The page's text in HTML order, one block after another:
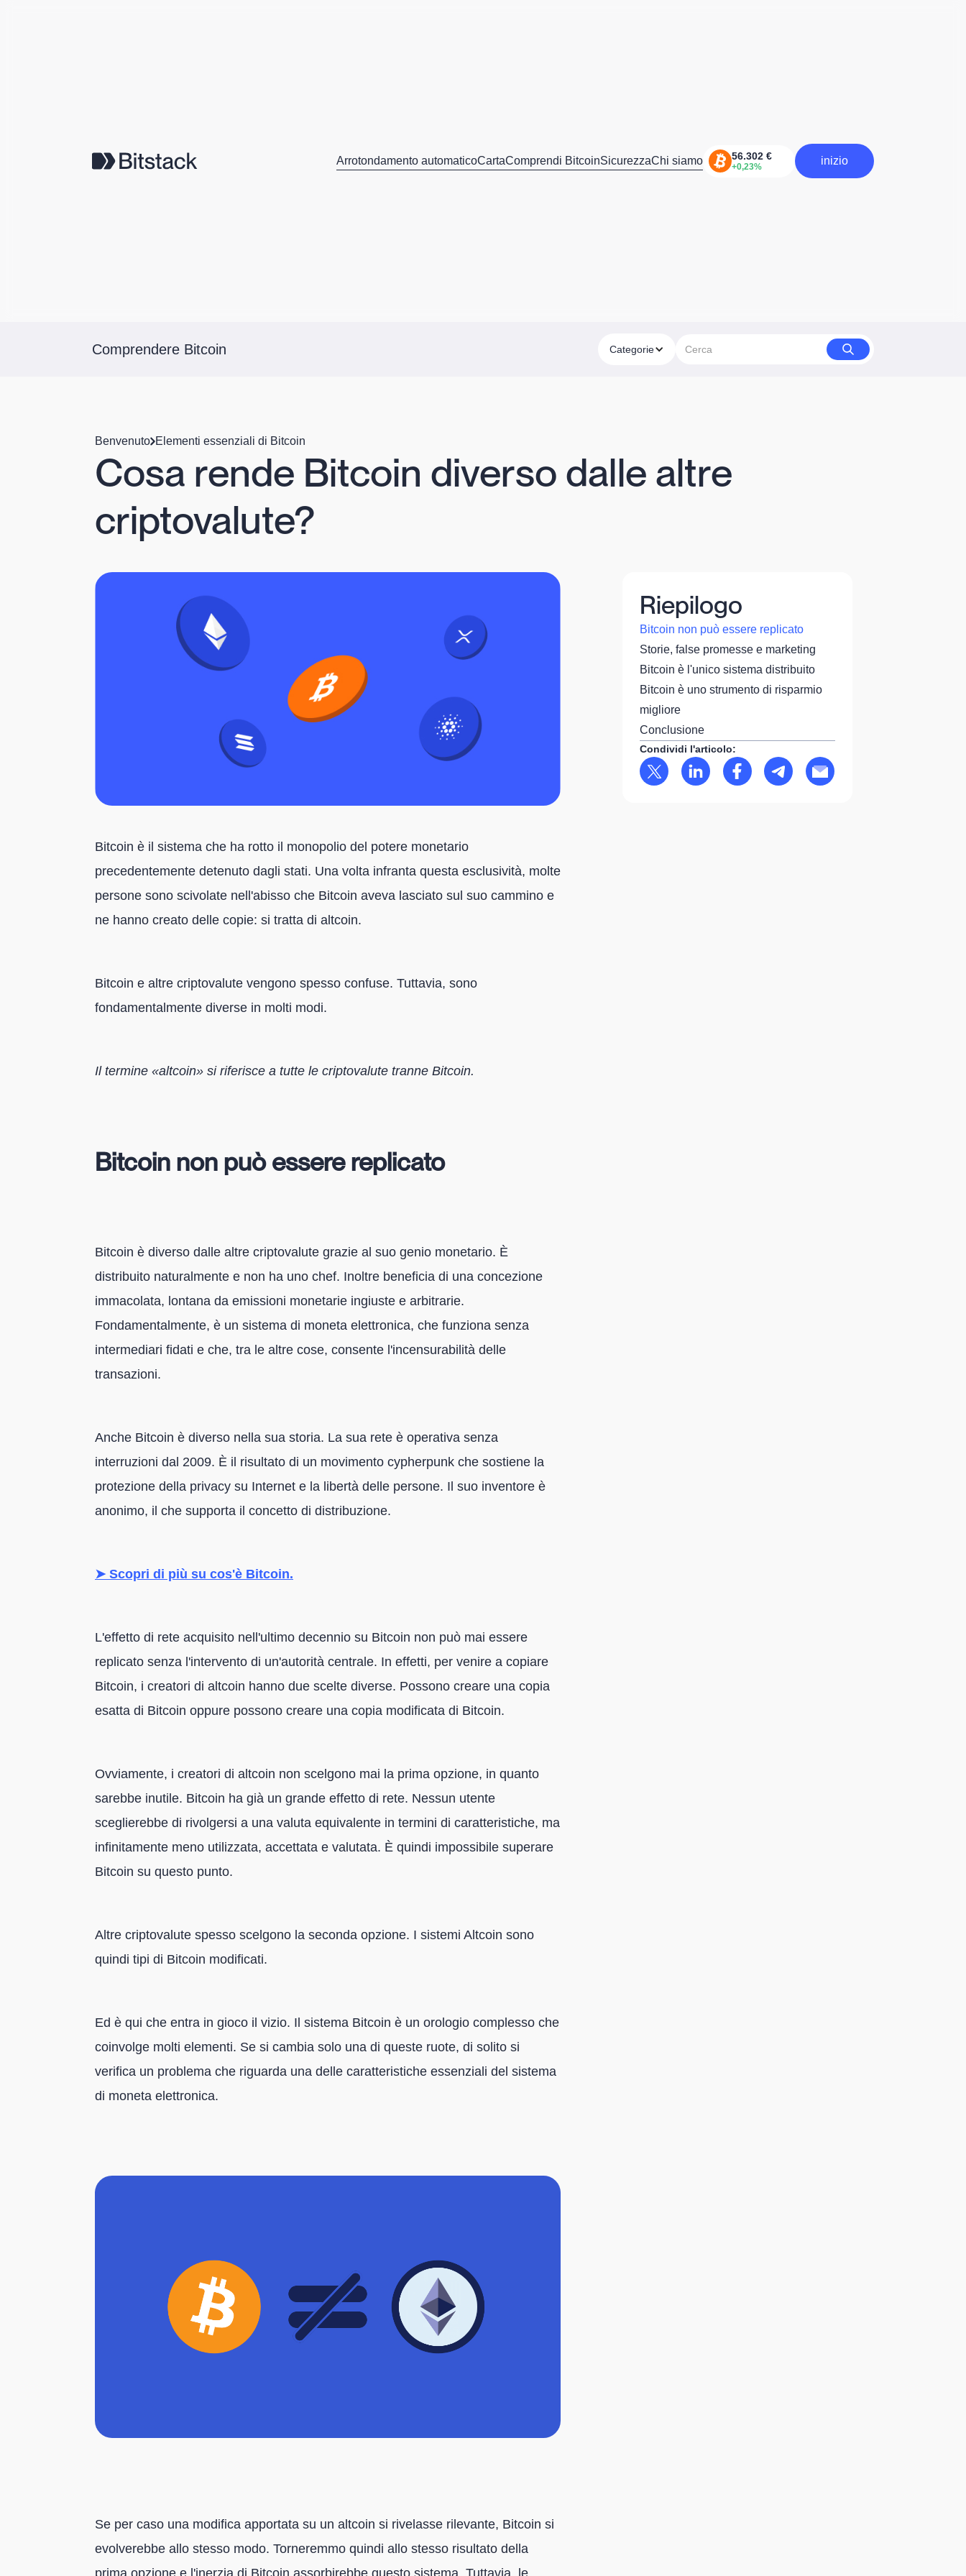
Arrotondamento automaticoCartaComprendi BitcoinSicurezzaChi siamo
inizio
inizia
Comprendere Bitcoin Categorie
Benvenuto Elementi essenziali di Bitcoin
Cosa rende Bitcoin diverso dalle altre
criptovalute?
Bitcoin è il sistema che ha rotto il monopolio del potere monetario
precedentemente detenuto dagli stati. Una volta infranta questa esclusività, molte
persone sono scivolate nell'abisso che Bitcoin aveva lasciato sul suo cammino e
ne hanno creato delle copie: si tratta di altcoin.
Bitcoin e altre criptovalute vengono spesso confuse. Tuttavia, sono
fondamentalmente diverse in molti modi.
Il termine «altcoin» si riferisce a tutte le criptovalute tranne Bitcoin.
Bitcoin non può essere replicato
Bitcoin è diverso dalle altre criptovalute grazie al suo genio monetario. È
distribuito naturalmente e non ha uno chef. Inoltre beneficia di una concezione
immacolata, lontana da emissioni monetarie ingiuste e arbitrarie.
Fondamentalmente, è un sistema di moneta elettronica, che funziona senza
intermediari fidati e che, tra le altre cose, consente l'incensurabilità delle
transazioni.
Anche Bitcoin è diverso nella sua storia. La sua rete è operativa senza
interruzioni dal 2009. È il risultato di un movimento cypherpunk che sostiene la
protezione della privacy su Internet e la libertà delle persone. Il suo inventore è
anonimo, il che supporta il concetto di distribuzione.
➤ Scopri di più su cos'è Bitcoin.
L'effetto di rete acquisito nell'ultimo decennio su Bitcoin non può mai essere
replicato senza l'intervento di un'autorità centrale. In effetti, per venire a copiare
Bitcoin, i creatori di altcoin hanno due scelte diverse. Possono creare una copia
esatta di Bitcoin oppure possono creare una copia modificata di Bitcoin.
Ovviamente, i creatori di altcoin non scelgono mai la prima opzione, in quanto
sarebbe inutile. Bitcoin ha già un grande effetto di rete. Nessun utente
sceglierebbe di rivolgersi a una valuta equivalente in termini di caratteristiche, ma
infinitamente meno utilizzata, accettata e valutata. È quindi impossibile superare
Bitcoin su questo punto.
Altre criptovalute spesso scelgono la seconda opzione. I sistemi Altcoin sono
quindi tipi di Bitcoin modificati.
Ed è qui che entra in gioco il vizio. Il sistema Bitcoin è un orologio complesso che
coinvolge molti elementi. Se si cambia solo una di queste ruote, di solito si
verifica un problema che riguarda una delle caratteristiche essenziali del sistema
di moneta elettronica.
Se per caso una modifica apportata su un altcoin si rivelasse rilevante, Bitcoin si
evolverebbe allo stesso modo. Torneremmo quindi allo stesso risultato della
prima opzione e l'inerzia di Bitcoin assorbirebbe questo sistema. Tuttavia, le
Riepilogo
Bitcoin non può essere replicato
Storie, false promesse e marketing
Bitcoin è l'unico sistema distribuito
Bitcoin è uno strumento di risparmio
migliore
Conclusione
Condividi l'articolo: